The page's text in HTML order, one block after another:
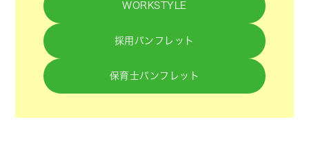
WORKSTYLE
採用パンフレット
保育士パンフレット